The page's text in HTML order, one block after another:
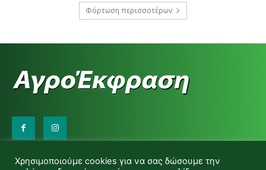
Φόρτωση περισσοτέρων
d.makas@yahoo.gr
Χρησιμοποιούμε cookies για να σας δώσουμε την